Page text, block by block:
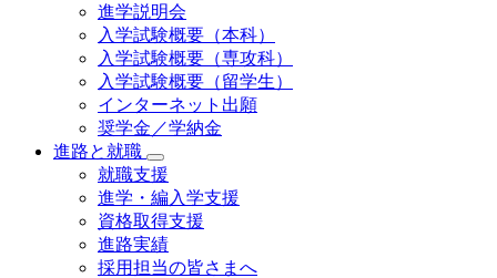
進学説明会
入学試験概要（本科）
入学試験概要（専攻科）
入学試験概要（留学生）
インターネット出願
奨学金／学納金
進路と就職
就職支援
進学・編入学支援
資格取得⽀援
進路実績
採用担当の皆さまへ